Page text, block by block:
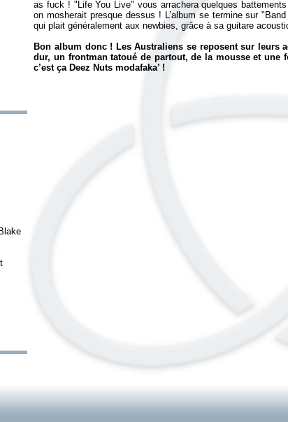
as fuck ! "Life You Live" vous arrachera quelques
on mosherait presque dessus ! L’album se termine sur
qui plait généralement aux newbies, grâce à sa guitare
Bon album donc ! Les Australiens se reposent sur leurs
dur, un frontman tatoué de partout, de la mousse et
c’est ça Deez Nuts modafaka’ !